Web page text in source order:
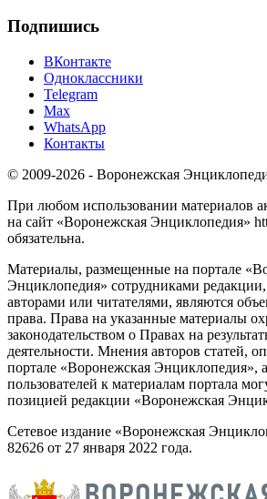
Подпишись
ВКонтакте
Одноклассники
Telegram
Max
WhatsApp
Контакты
© 2009-2026 - Воронежская
При любом использовании материалов
на сайт «Воронежская Энциклопедия»
обязательна.
Материалы, размещенные на портале
Энциклопедия» сотрудниками
авторами или читателями, являются
права. Права на указанные материалы
законодательством о Правах на
деятельности. Мнения авторов статей,
портале «Воронежская Энциклопедия»,
пользователей к материалам портала
позицией редакции «Воронежская
Сетевое издание «Воронежская
82626 от 27 января 2022 года.